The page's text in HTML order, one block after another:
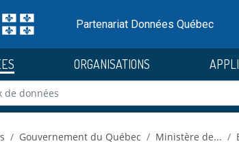
Partenariat Données Québec
ORGANISATIONS
Gouvernement du Québec Ministère de...